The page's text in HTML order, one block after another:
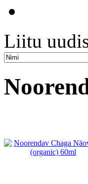
Liitu